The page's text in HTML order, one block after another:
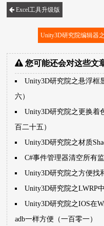
Excel工具升级版
Unity3D研究院编辑器
您可能还会对这些文
Unity3D研究院之悬浮框
六）
Unity3D研究院之更换着
百二十五）
Unity3D研究院之材质
C#事件管理器清空所有
Unity3D研究院之方便找
Unity3D研究院之LWRP
Unity3D研究院之IOS在
adb一样方便（一百零一）